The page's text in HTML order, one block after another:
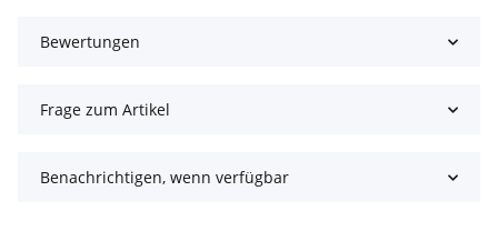
Bewertungen
Frage zum Artikel
Benachrichtigen, wenn verfügbar